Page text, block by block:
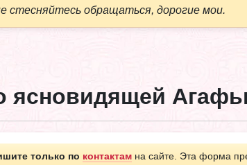
стесняйтесь обращаться, дорогие мои.
только по контактамна сайте. Эта форма